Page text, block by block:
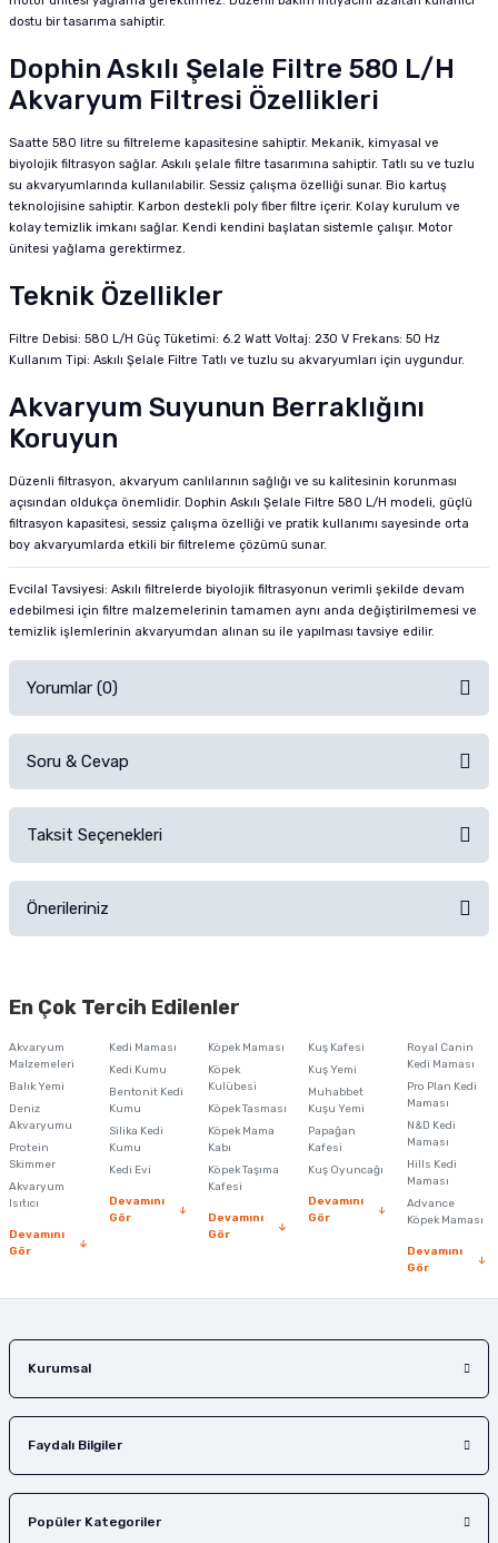
dostu bir tasarıma sahiptir.
Dophin Askılı Şelale Filtre 580 L/H
Akvaryum Filtresi Özellikleri
Saatte 580 litre su filtreleme kapasitesine sahiptir. Mekanik, kimyasal ve
biyolojik filtrasyon sağlar. Askılı şelale filtre tasarımına sahiptir. Tatlı su ve tuzlu
su akvaryumlarında kullanılabilir. Sessiz çalışma özelliği sunar. Bio kartuş
teknolojisine sahiptir. Karbon destekli poly fiber filtre içerir. Kolay kurulum ve
kolay temizlik imkanı sağlar. Kendi kendini başlatan sistemle çalışır. Motor
ünitesi yağlama gerektirmez.
Teknik Özellikler
Filtre Debisi: 580 L/H Güç Tüketimi: 6.2 Watt Voltaj: 230 V Frekans: 50 Hz
Kullanım Tipi: Askılı Şelale Filtre Tatlı ve tuzlu su akvaryumları için uygundur.
Akvaryum Suyunun Berraklığını
Koruyun
Düzenli filtrasyon, akvaryum canlılarının sağlığı ve su kalitesinin korunması
açısından oldukça önemlidir. Dophin Askılı Şelale Filtre 580 L/H modeli, güçlü
filtrasyon kapasitesi, sessiz çalışma özelliği ve pratik kullanımı sayesinde orta
boy akvaryumlarda etkili bir filtreleme çözümü sunar.
Evcilal Tavsiyesi: Askılı filtrelerde biyolojik filtrasyonun verimli şekilde devam
edebilmesi için filtre malzemelerinin tamamen aynı anda değiştirilmemesi ve
temizlik işlemlerinin akvaryumdan alınan su ile yapılması tavsiye edilir.
Yorumlar (0)
Ürünü Satın Al ve Yorumla
Soru & Cevap
Taksit Seçenekleri
Önerileriniz
iletebilirsiniz.
Ürün resmi kalitesiz, bozuk veya görüntülenemiyor.
Ürün açıklamasında eksik bilgiler bulunuyor.
Ürün bilgilerinde hatalar bulunuyor.
Ürün fiyatı diğer sitelerden daha pahalı.
Bu ürüne benzer farklı alternatifler olmalı.
En Çok Tercih Edilenler
Akvaryum
Malzemeleri
Balık Yemi
Deniz
Akvaryumu
Protein
Skimmer
Akvaryum
Isıtıcı
Devamını
Gör
Kedi Maması
Kedi Kumu
Bentonit Kedi
Kumu
Silika Kedi
Kumu
Kedi Evi
Devamını
Gör
Köpek Maması
Köpek
Kulübesi
Köpek Tasması
Köpek Mama
Kabı
Köpek Taşıma
Kafesi
Devamını
Gör
Kuş Kafesi
Kuş Yemi
Muhabbet
Kuşu Yemi
Papağan
Kafesi
Kuş Oyuncağı
Devamını
Gör
Royal Canin
Kedi Maması
Pro Plan Kedi
Maması
N&D Kedi
Maması
Hills Kedi
Maması
Advance
Köpek Maması
Devamını
Gör
Kurumsal
Faydalı Bilgiler
Popüler Kategoriler